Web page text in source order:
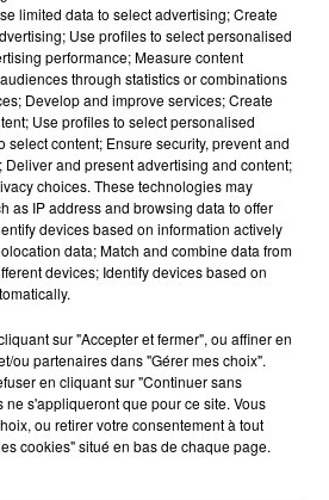
LE SITE DE PONT-
aux cartes électroniques sur le
limited data to select advertising; Create
Use profiles to select personalised
performance; Measure content
through statistics or combinations
Develop and improve services; Create
Use profiles to select personalised
select content; Ensure security, prevent and
Deliver and present advertising and content;
choices. These technologies may
as IP address and browsing data to offer
devices based on information actively
data; Match and combine data from
devices; Identify devices based on
sur "Accepter et fermer", ou affiner en
ou partenaires dans "Gérer mes choix".
en cliquant sur "Continuer sans
ne s'appliqueront que pour ce site. Vous
ou retirer votre consentement à tout
cookies" situé en bas de chaque page.